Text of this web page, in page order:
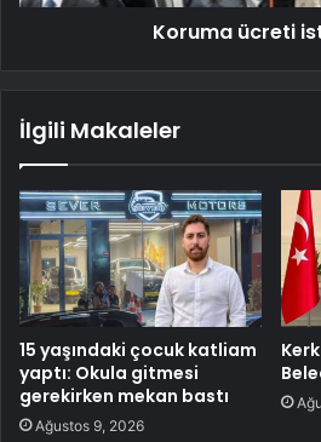
Koruma ücreti
İlgili Makaleler
15 yaşındaki çocuk katliam
yaptı: Okula gitmesi
gerekirken mekan bastı
Ağustos 9, 2026